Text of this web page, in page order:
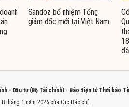
Sandoz bổ nhiệm Tổng
giám đốc mới tại Việt Nam
- Đầu tư (Bộ Tài chính) - Báo điện tử Thời báo
8 tháng 1 năm 2026 của Cục Báo chí.